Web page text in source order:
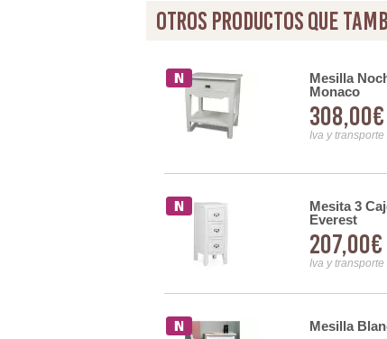
otros productos que
Mesilla
Monaco
308,00€
Iva y
Mesita 3
Everest
207,00€
Iva y
Mesilla